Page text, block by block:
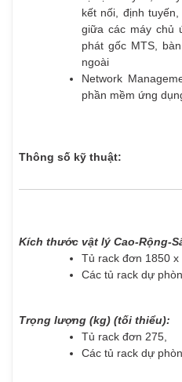
kết nối, định
giữa các máy chủ
phát gốc MTS,
ngoài
Network
phần mềm ứng
Thông số kỹ thuật:
Kích thước vật lý Cao-Rộng-
Tủ rack đơn 1850 x
Các tủ rack dự
Trọng lượng (kg) (tối thiểu):
Tủ rack đơn 275,
Các tủ rack dự